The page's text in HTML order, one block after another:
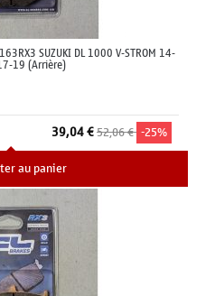
SUZUKI DL 1000 V-STROM 14-
19 (Arrière)
39,04 €52,06 € -25%
au panier